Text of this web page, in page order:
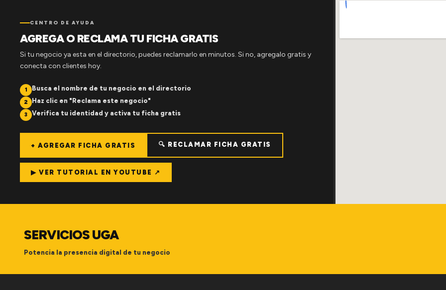
CENTRO DE AYUDA
AGREGA O RECLAMA TU FICHA GRATIS
Si tu negocio ya esta en el directorio, puedes reclamarlo en minutos. Si no, agregalo gratis y
conecta con clientes hoy.
1 Busca el nombre de tu negocio en el directorio
2 Haz clic en "Reclama este negocio"
3 Verifica tu identidad y activa tu ficha gratis
+ AGREGAR FICHA GRATIS 🔍 RECLAMAR FICHA GRATIS
▶ VER TUTORIAL EN YOUTUBE ↗
SERVICIOS UGA
Potencia la presencia digital de tu negocio